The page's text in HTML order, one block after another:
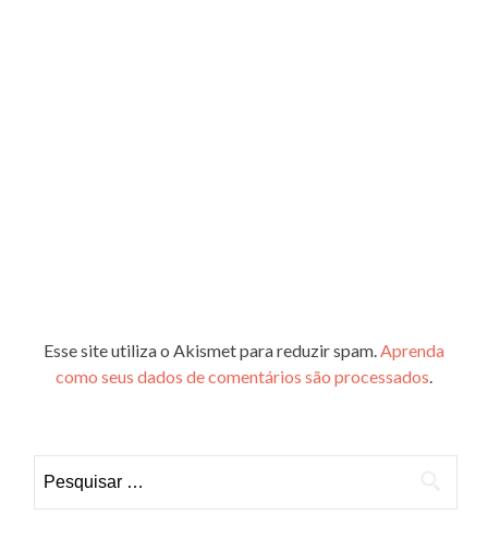
Esse site utiliza o Akismet para reduzir spam.Aprenda
como seus dados de comentários são processados.
por: